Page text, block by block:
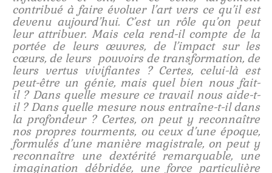
contribué à faire évoluer l’art vers ce qu’il est
devenu aujourd’hui. C’est un rôle qu’on peut
leur attribuer. Mais cela rend-il compte de la
portée de leurs œuvres, de l’impact sur les
cœurs, de leurs pouvoirs de transformation, de
leurs vertus vivifiantes ? Certes, celui-là est
peut-être un génie, mais quel bien nous fait-
il ? Dans quelle mesure ce travail nous aide-t-
il ? Dans quelle mesure nous entraîne-t-il dans
la profondeur ? Certes, on peut y reconnaître
nos propres tourments, ou ceux d’une époque,
formulés d’une manière magistrale, on peut y
reconnaître une dextérité remarquable, une
imagination débridée, une force particulière